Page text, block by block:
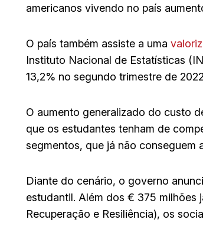
americanos vivendo no país
O país também assiste a uma
Instituto Nacional de Estatísticas
13,2% no segundo trimestre de
O aumento generalizado do custo
que os estudantes tenham de
segmentos, que já não conseguem
Diante do cenário, o governo
estudantil. Além dos € 375 milhões
Recuperação e Resiliência), os